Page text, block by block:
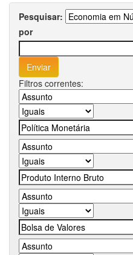
Pesquisar:
por
Filtros correntes: